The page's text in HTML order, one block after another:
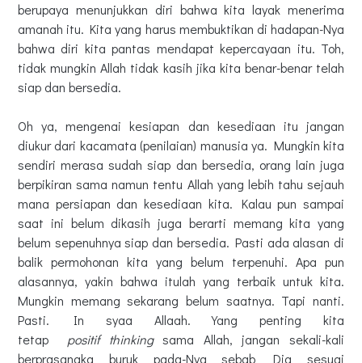
berupaya menunjukkan diri bahwa kita layak menerima
amanah itu. Kita yang harus membuktikan di hadapan-Nya
bahwa diri kita pantas mendapat kepercayaan itu. Toh,
tidak mungkin Allah tidak kasih jika kita benar-benar telah
siap dan bersedia.
Oh ya, mengenai kesiapan dan kesediaan itu jangan
diukur dari kacamata (penilaian) manusia ya. Mungkin kita
sendiri merasa sudah siap dan bersedia, orang lain juga
berpikiran sama namun tentu Allah yang lebih tahu sejauh
mana persiapan dan kesediaan kita. Kalau pun sampai
saat ini belum dikasih juga berarti memang kita yang
belum sepenuhnya siap dan bersedia. Pasti ada alasan di
balik permohonan kita yang belum terpenuhi. Apa pun
alasannya, yakin bahwa itulah yang terbaik untuk kita.
Mungkin memang sekarang belum saatnya. Tapi nanti.
Pasti. In syaa Allaah. Yang penting kita
tetap
positif thinkingsama Allah, jangan sekali-kali
berprasangka buruk pada-Nya sebab Dia sesuai